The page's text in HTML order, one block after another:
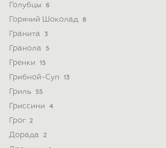
Голубцы 6
Горячий Шоколад 8
Гранита 3
Гранола 5
Гренки 15
Грибной-Суп 13
Гриль 55
Гриссини 4
Грог 2
Дорада 2